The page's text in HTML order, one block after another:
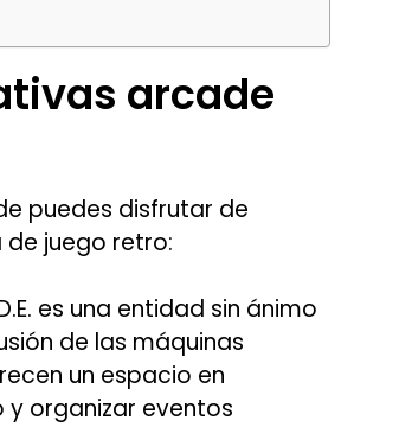
arcade
puedes disfrutar de
juego retro:
es una entidad sin ánimo
de las máquinas
un espacio en
organizar eventos